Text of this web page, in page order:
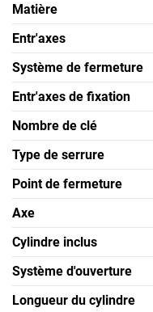
Matière
Entr'axes
Système de fermeture
Entr'axes de fixation
Nombre de clé
Type de serrure
Point de fermeture
Axe
Cylindre inclus
Système d'ouverture
Longueur du cylindre